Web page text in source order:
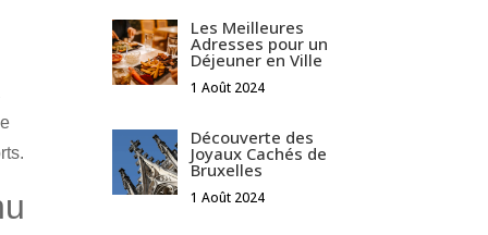
Les Meilleures
Adresses pour un
Déjeuner en Ville
1 Août 2024
Découverte des
Joyaux Cachés de
Bruxelles
1 Août 2024